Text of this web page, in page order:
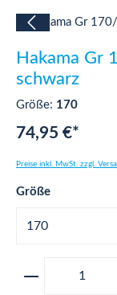
Bildergalerie
Hakama Gr
schwarz
Größe: 170
74,95 €*
Preise inkl. MwSt. zzgl.
Größeauswählen
Produkt